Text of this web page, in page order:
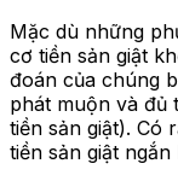
Mặc dù những
cơ tiền sản giật
đoán của chúng
phát muộn và đủ
tiền sản giật). Có
tiền sản giật